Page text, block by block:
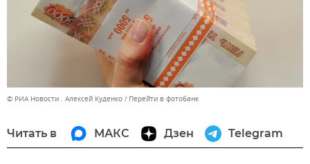
© РИА Новости . Алексей Куденко Перейти в фотобанк
Читать в МАКС Дзен Telegram